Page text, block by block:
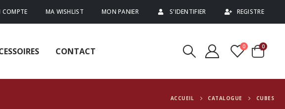
COMPTE MA WISHLIST MON PANIER S'IDENTIFIER REGISTRE
CONTACT 0 0
ACCUEIL CATALOGUE CUBES